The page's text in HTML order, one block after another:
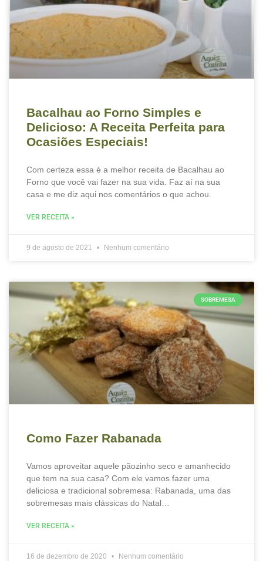
Bacalhau ao Forno Simples e
Delicioso: A Receita Perfeita para
Ocasiões Especiais!
Com certeza essa é a melhor receita de Bacalhau ao
Forno que você vai fazer na sua vida. Faz aí na sua
casa e me diz aqui nos comentários o que achou.
VER RECEITA »
9 de agosto de 2021 Nenhum comentário
SOBREMESA
Como Fazer Rabanada
Vamos aproveitar aquele pãozinho seco e amanhecido
que tem na sua casa? Com ele vamos fazer uma
deliciosa e tradicional sobremesa: Rabanada, uma das
sobremesas mais clássicas do Natal…
VER RECEITA »
16 de dezembro de 2020 Nenhum comentário